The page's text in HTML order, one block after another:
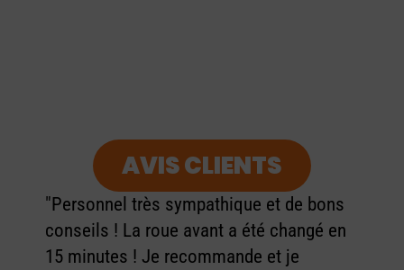
AVIS CLIENTS
"Personnel très sympathique et de bons
conseils ! La roue avant a été changé en
15 minutes ! Je recommande et je